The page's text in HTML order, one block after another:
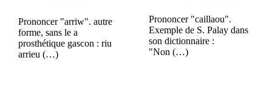
Prononcer "arriw". autre
forme, sans le a
prosthétique gascon : riu
arrieu (…)
Prononcer "caillaou".
Exemple de S. Palay dans
son dictionnaire :
"Non (…)